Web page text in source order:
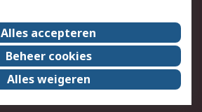
Over ons
Werken bij RS
Alles accepteren
Beheer cookies
Alles weigeren